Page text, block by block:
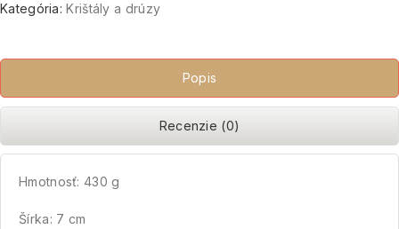
Kategória:Krištály a drúzy
Popis
Recenzie (0)
Hmotnosť: 430 g
Šírka: 7 cm